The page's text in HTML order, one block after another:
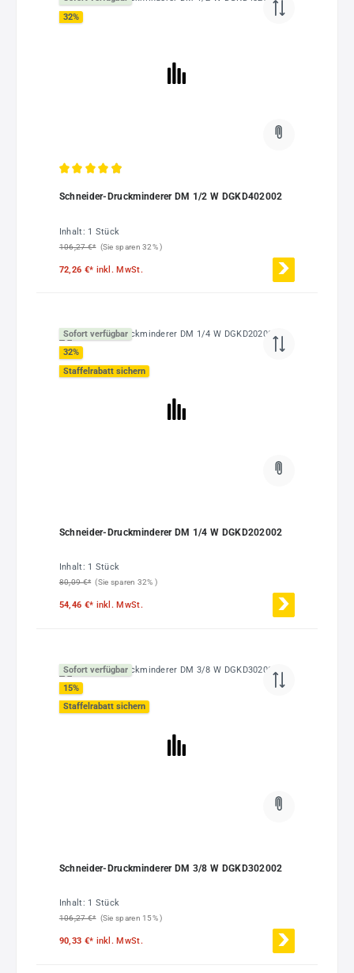
32%
Schneider-Druckminderer DM 1/2 W DGKD402002
Inhalt: 1 Stück
106,27 €* (Sie sparen 32% )
72,26 €* inkl. MwSt.
Sofort verfügbar
32%
Staffelrabatt sichern
Schneider-Druckminderer DM 1/4 W DGKD202002
Inhalt: 1 Stück
80,09 €* (Sie sparen 32% )
54,46 €* inkl. MwSt.
Sofort verfügbar
15%
Staffelrabatt sichern
Schneider-Druckminderer DM 3/8 W DGKD302002
Inhalt: 1 Stück
106,27 €* (Sie sparen 15% )
90,33 €* inkl. MwSt.